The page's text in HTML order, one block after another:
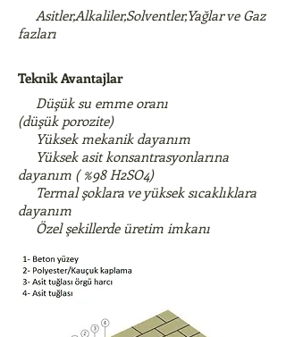
Asitler,Alkaliler,Solventler,Yağlar ve Gaz
fazları
Teknik Avantajlar
Düşük su emme oranı
(düşük porozite)
Yüksek mekanik dayanım
Yüksek asit konsantrasyonlarına
dayanım ( %98 H2SO4)
Termal şoklara ve yüksek sıcaklıklara
dayanım
Özel şekillerde üretim imkanı